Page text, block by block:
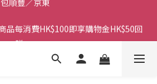
包順豐／京東
贈 👈
郵｜滿HK$299包易寄取｜滿HK$499